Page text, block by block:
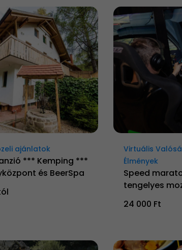
ajánlatok
*** Kemping ***
és BeerSpa
Virtuális
Élmények
Speed
tengelyes
24 000 Ft